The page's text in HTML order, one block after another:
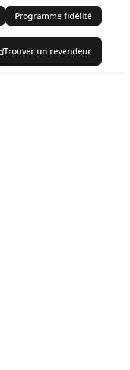
Programme fidélité
Trouver un revendeur